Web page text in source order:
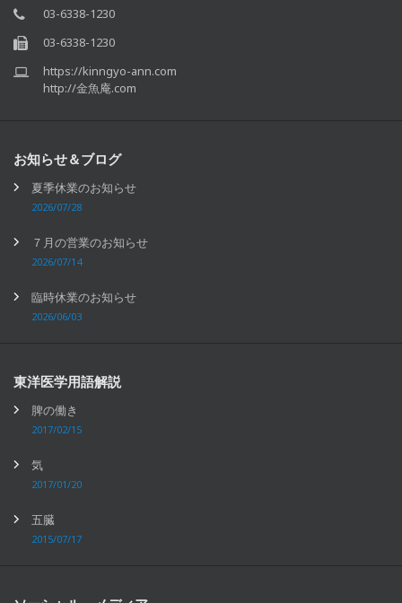
03-6338-1230
03-6338-1230
https://kinngyo-ann.com
http://金魚庵.com
お知らせ＆ブログ
夏季休業のお知らせ
2026/07/28
７月の営業のお知らせ
2026/07/14
臨時休業のお知らせ
2026/06/03
東洋医学用語解説
脾の働き
2017/02/15
気
2017/01/20
五臓
2015/07/17